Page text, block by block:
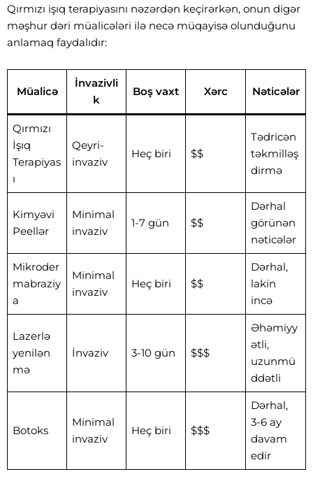
Qırmızı işıq terapiyasını nəzərdən keçirərkən, onun digər
məşhur dəri müalicələri ilə necə müqayisə olunduğunu
anlamaq faydalıdır:
Müalicə
İnvazivli
k
Boş vaxt Xərc Nəticələr
Qırmızı
İşıq
Terapiyas
ı
Qeyri-
invaziv
Heç biri $$
Tədricən
təkmilləş
dirmə
Kimyəvi
Peellər
Minimal
invaziv
1-7 gün $$
Dərhal
görünən
nəticələr
Mikroder
mabraziy
a
Minimal
invaziv
Heç biri $$
Dərhal,
lakin
incə
Lazerlə
yenilən
mə
İnvaziv 3-10 gün $$$
Əhəmiyy
ətli,
uzunmü
ddətli
Botoks
Minimal
invaziv
Heç biri $$$
Dərhal,
3-6 ay
davam
edir